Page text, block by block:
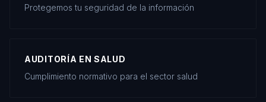
Protegemos tu seguridad de la información
AUDITORÍA EN SALUD
Cumplimiento normativo para el sector salud